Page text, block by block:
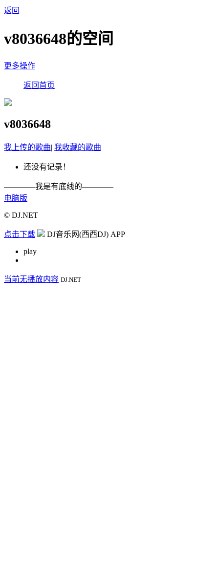
返回
v8036648的空间
更多操作
返回首页
v8036648
我上传的歌曲| 我收藏的歌曲
还没有记录！
————我是有底线的————
电脑版
© DJ.NET
点击下载 DJ音乐网(西西DJ) APP
play
当前无播放内容 DJ.NET